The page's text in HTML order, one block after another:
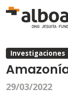
Pasar al
Investigaciones
29/03/2022